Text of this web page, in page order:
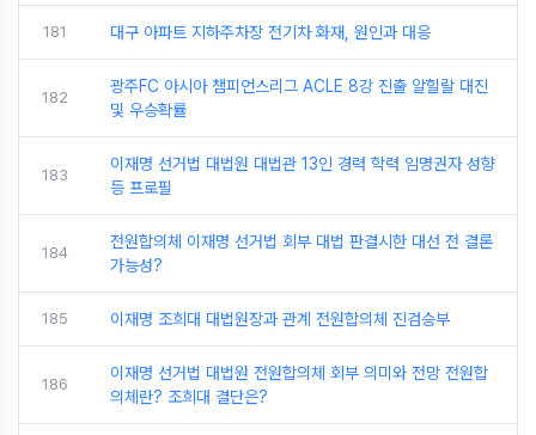
181 대구 아파트 지하주차장 전기차 화재, 원인과 대응
182
광주FC 아시아 챔피언스리그 ACLE 8강 진출 알힐랄 대진
및 우승확률
183
이재명 선거법 대법원 대법관 13인 경력 학력 임명권자 성향
등 프로필
184
전원합의체 이재명 선거법 회부 대법 판결시한 대선 전 결론
가능성?
185 이재명 조희대 대법원장과 관계 전원합의체 진검승부
186
이재명 선거법 대법원 전원합의체 회부 의미와 전망 전원합
의체란? 조희대 결단은?